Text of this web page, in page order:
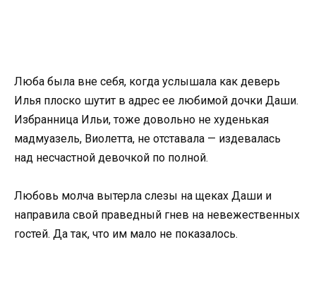
Люба была вне себя, когда услышала как деверь
Илья плоско шутит в адрес ее любимой дочки Даши.
Избранница Ильи, тоже довольно не худенькая
мадмуазель, Виолетта, не отставала — издевалась
над несчастной девочкой по полной.
Любовь молча вытерла слезы на щеках Даши и
направила свой праведный гнев на невежественных
гостей. Да так, что им мало не показалось.